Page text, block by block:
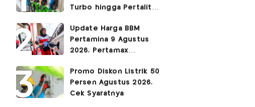
Turbo hingga Pertalite
Update Harga BBM
Pertamina 9 Agustus
2026, Pertamax
Promo Diskon Listrik 50
Persen Agustus 2026,
Cek Syaratnya